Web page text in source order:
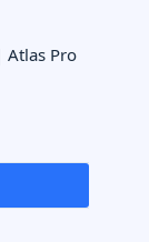
Atlas Pro